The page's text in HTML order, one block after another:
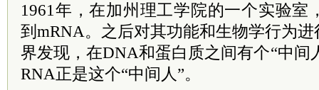
1961年，在加州理工学院的一个实验室
到mRNA。之后对其功能和生物学行为
界发现，在DNA和蛋白质之间有个“中间
RNA正是这个“中间人”。